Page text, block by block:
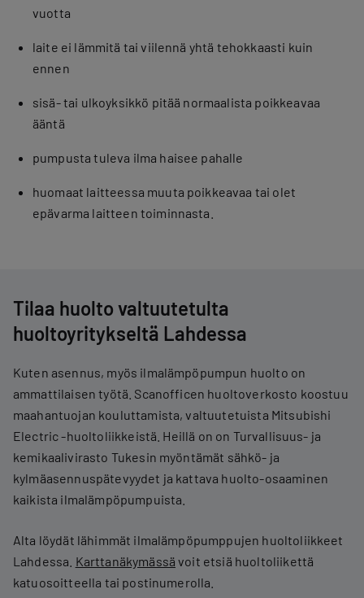
vuotta
laite ei lämmitä tai viilennä yhtä tehokkaasti kuin
ennen
sisä- tai ulkoyksikkö pitää normaalista poikkeavaa
ääntä
pumpusta tuleva ilma haisee pahalle
huomaat laitteessa muuta poikkeavaa tai olet
epävarma laitteen toiminnasta.
Tilaa huolto valtuutetulta
huoltoyritykseltä Lahdessa
Kuten asennus, myös ilmalämpöpumpun huolto on
ammattilaisen työtä. Scanofficen huoltoverkosto koostuu
maahantuojan kouluttamista, valtuutetuista Mitsubishi
Electric -huoltoliikkeistä. Heillä on on Turvallisuus- ja
kemikaalivirasto Tukesin myöntämät sähkö- ja
kylmäasennuspätevyydet ja kattava huolto-osaaminen
kaikista ilmalämpöpumpuista.
Alta löydät lähimmät ilmalämpöpumppujen huoltoliikkeet
Lahdessa. Karttanäkymässä voit etsiä huoltoliikettä
katuosoitteella tai postinumerolla.